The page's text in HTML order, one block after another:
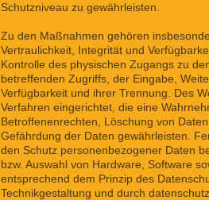
Schutzniveau zu gewährleisten.
Zu den Maßnahmen gehören
Vertraulichkeit, Integrität und
Kontrolle des physischen Zugangs zu
betreffenden Zugriffs, der Eingabe,
Verfügbarkeit und ihrer Trennung. Des
Verfahren eingerichtet, die eine
Betroffenenrechten, Löschung von
Gefährdung der Daten gewährleisten.
den Schutz personenbezogener Daten
bzw. Auswahl von Hardware, Software
entsprechend dem Prinzip des
Technikgestaltung und durch